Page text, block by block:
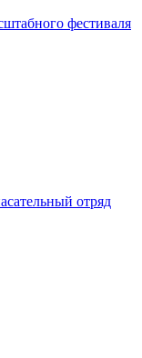
фестиваля
отряд